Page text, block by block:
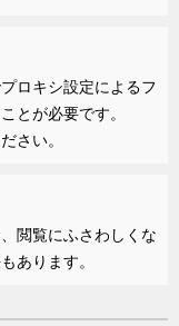
ロキシ設定によるフ
とが必要です。
さい。
閲覧にふさわしくな
あります。